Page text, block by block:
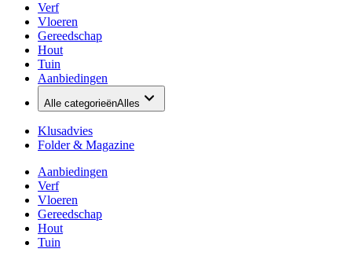
Verf
Vloeren
Gereedschap
Hout
Tuin
Aanbiedingen
Alle categorieënAlles
Klusadvies
Folder & Magazine
Aanbiedingen
Verf
Vloeren
Gereedschap
Hout
Tuin